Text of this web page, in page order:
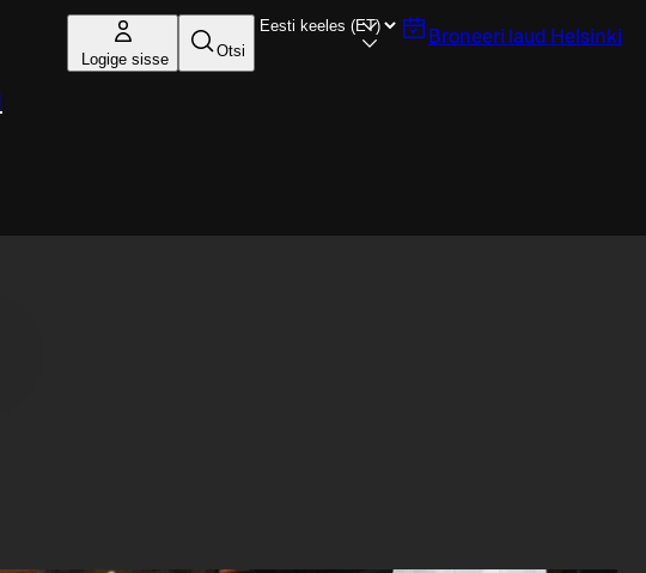
Logige sisse Otsi
Broneeri laud Helsinki